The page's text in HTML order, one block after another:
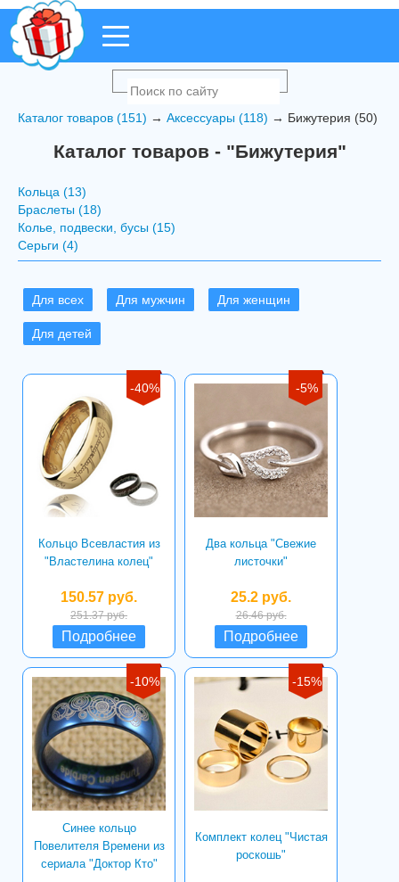
Каталог товаров (151) → Аксессуары (118) → Бижутерия (50)
Каталог товаров - "Бижутерия"
Кольца (13)
Браслеты (18)
Колье, подвески, бусы (15)
Серьги (4)
Для всех Для мужчин Для женщин
Для детей
-40%
Кольцо Всевластия из
"Властелина колец"
150.57 руб.
251.37 руб.
Подробнее
-5%
Два кольца "Свежие
листочки"
25.2 руб.
26.46 руб.
Подробнее
-10%
Синее кольцо
Повелителя Времени из
сериала "Доктор Кто"
-15%
Комплект колец "Чистая
роскошь"